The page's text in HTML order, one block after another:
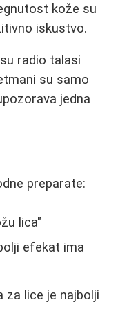
kože su
iskustvo.
radio talasi
su samo
jedna
preparate:
lica"
efekat ima
za lice je najbolji